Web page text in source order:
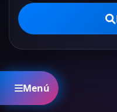
Menú